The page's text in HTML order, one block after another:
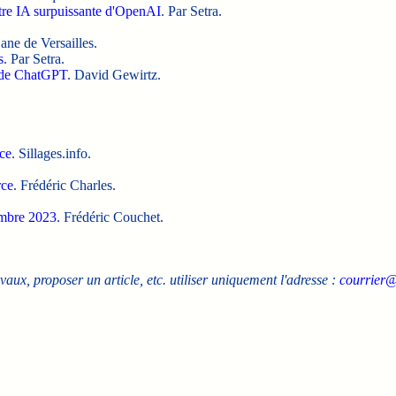
IA surpuissante d'OpenAI. Par Setra.
de Versailles.
. Par Setra.
ChatGPT. David Gewirtz.
. Sillages.info.
. Frédéric Charles.
2023. Frédéric Couchet.
proposer un article, etc. utiliser uniquement l'adresse :